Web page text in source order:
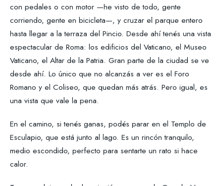
con pedales o con motor —he visto de todo, gente
corriendo, gente en bicicleta—, y cruzar el parque entero
hasta llegar a la terraza del Pincio. Desde ahí tenés una vista
espectacular de Roma: los edificios del Vaticano, el Museo
Vaticano, el Altar de la Patria. Gran parte de la ciudad se ve
desde ahí. Lo único que no alcanzás a ver es el Foro
Romano y el Coliseo, que quedan más atrás. Pero igual, es
una vista que vale la pena.
En el camino, si tenés ganas, podés parar en el Templo de
Esculapio, que está junto al lago. Es un rincón tranquilo,
medio escondido, perfecto para sentarte un rato si hace
calor.